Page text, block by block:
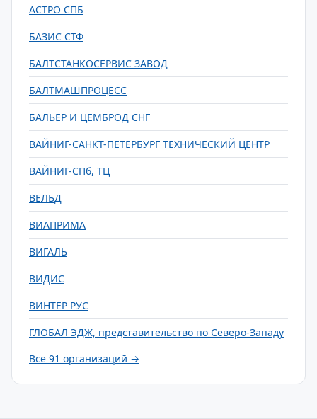
АСТРО СПБ
БАЗИС СТФ
БАЛТСТАНКОСЕРВИС ЗАВОД
БАЛТМАШПРОЦЕСС
БАЛЬЕР И ЦЕМБРОД СНГ
ВАЙНИГ-САНКТ-ПЕТЕРБУРГ ТЕХНИЧЕСКИЙ ЦЕНТР
ВАЙНИГ-СПб, ТЦ
ВЕЛЬД
ВИАПРИМА
ВИГАЛЬ
ВИДИС
ВИНТЕР РУС
ГЛОБАЛ ЭДЖ, представительство по Северо-Западу
Все 91 организаций →